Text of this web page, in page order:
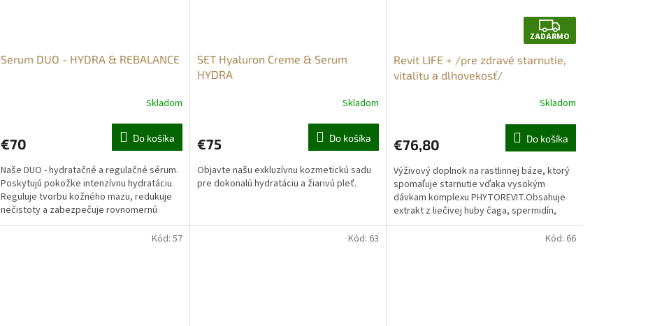
Serum DUO - HYDRA & REBALANCE
Skladom
€70 Do košíka
Naše DUO - hydratačné a regulačné sérum.
Poskytujú pokožke intenzívnu hydratáciu.
Reguluje tvorbu kožného mazu, redukuje
nečistoty a zabezpečuje rovnomernú
štruktúru pleti....
SET Hyaluron Creme & Serum
HYDRA
Skladom
€75 Do košíka
Objavte našu exkluzívnu kozmetickú sadu
pre dokonalú hydratáciu a žiarivú pleť.
Z
A
D
R
M
O
ZADARMO
Revit LIFE + /pre zdravé starnutie,
vitalitu a dlhovekosť/
je
z
5
hviezdičiek.
Skladom
€76,80 Do košíka
Výživový doplnok na rastlinnej báze, ktorý
spomaľuje starnutie vďaka vysokým
dávkam komplexu PHYTOREVIT.Obsahuje
extrakt z liečivej huby čaga, spermidín,
kolagénové peptidy a...
Kód: 57 Kód: 63 Kód: 66